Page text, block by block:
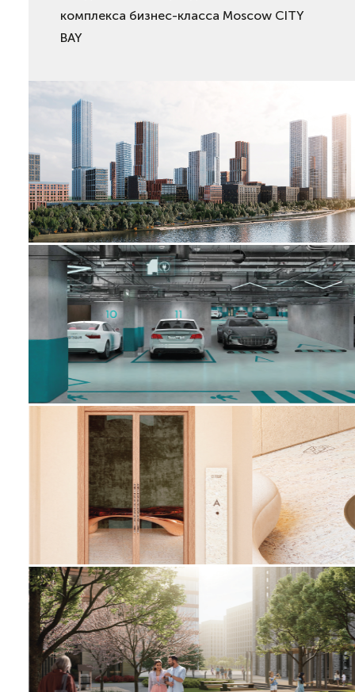
комплекса бизнес-классаMoscow CITY
BAY